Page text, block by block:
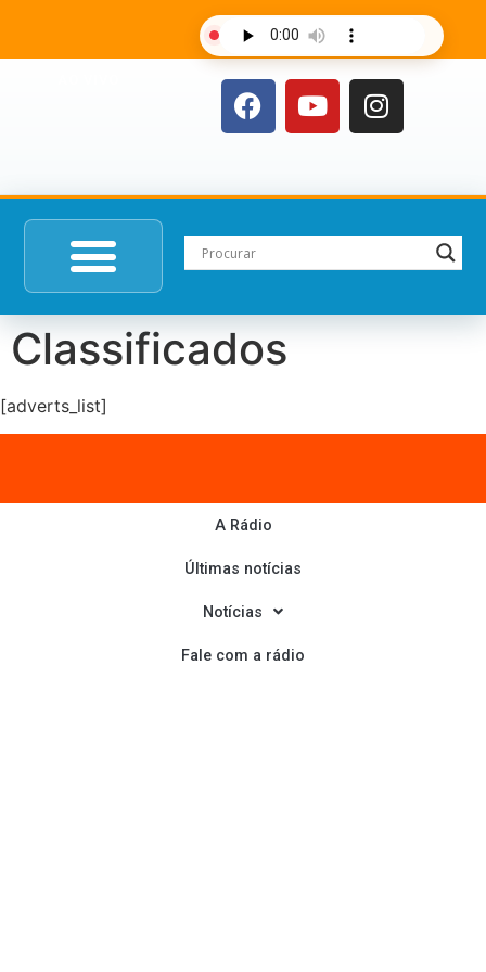
Classificados
[adverts_list]
A Rádio
Últimas notícias
Notícias
Fale com a rádio
– Todos direitos reservados
eTasca Produções